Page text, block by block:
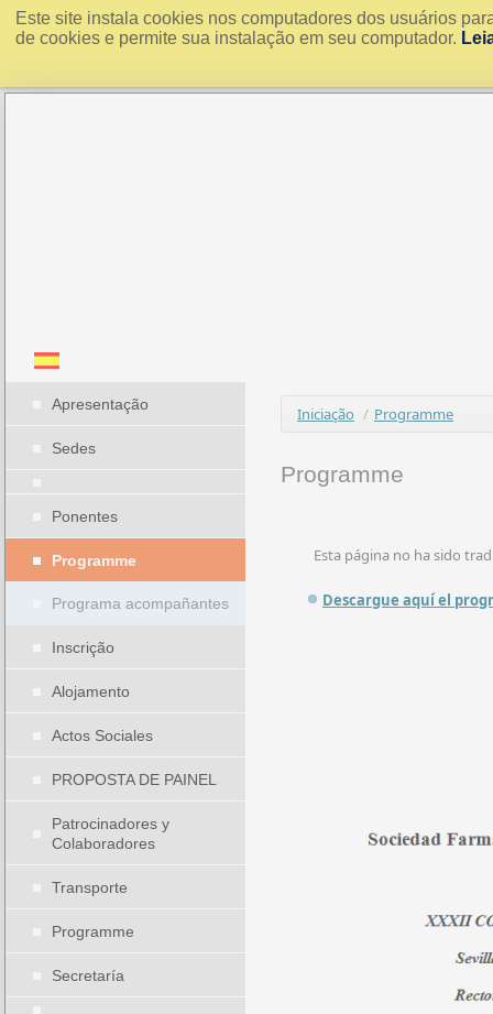
Este site instala cookies nos computadores dos usuários
de cookies e permite sua instalação em seu computador.
Apresentação
Sedes
Ponentes
Programme
Programa acompañantes
Inscrição
Alojamento
Actos Sociales
PROPOSTA DE PAINEL
Patrocinadores y
Colaboradores
Transporte
Programme
Secretaría
Iniciação / Programme
Programme
Esta página no ha sido
Descargue aquí el